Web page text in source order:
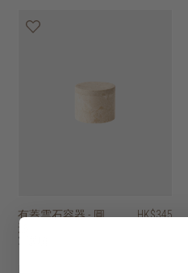
有蓋雲石容器 - 圓
形
2 選項
HK$345